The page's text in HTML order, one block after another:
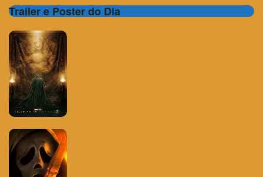
Trailer e Poster do Dia